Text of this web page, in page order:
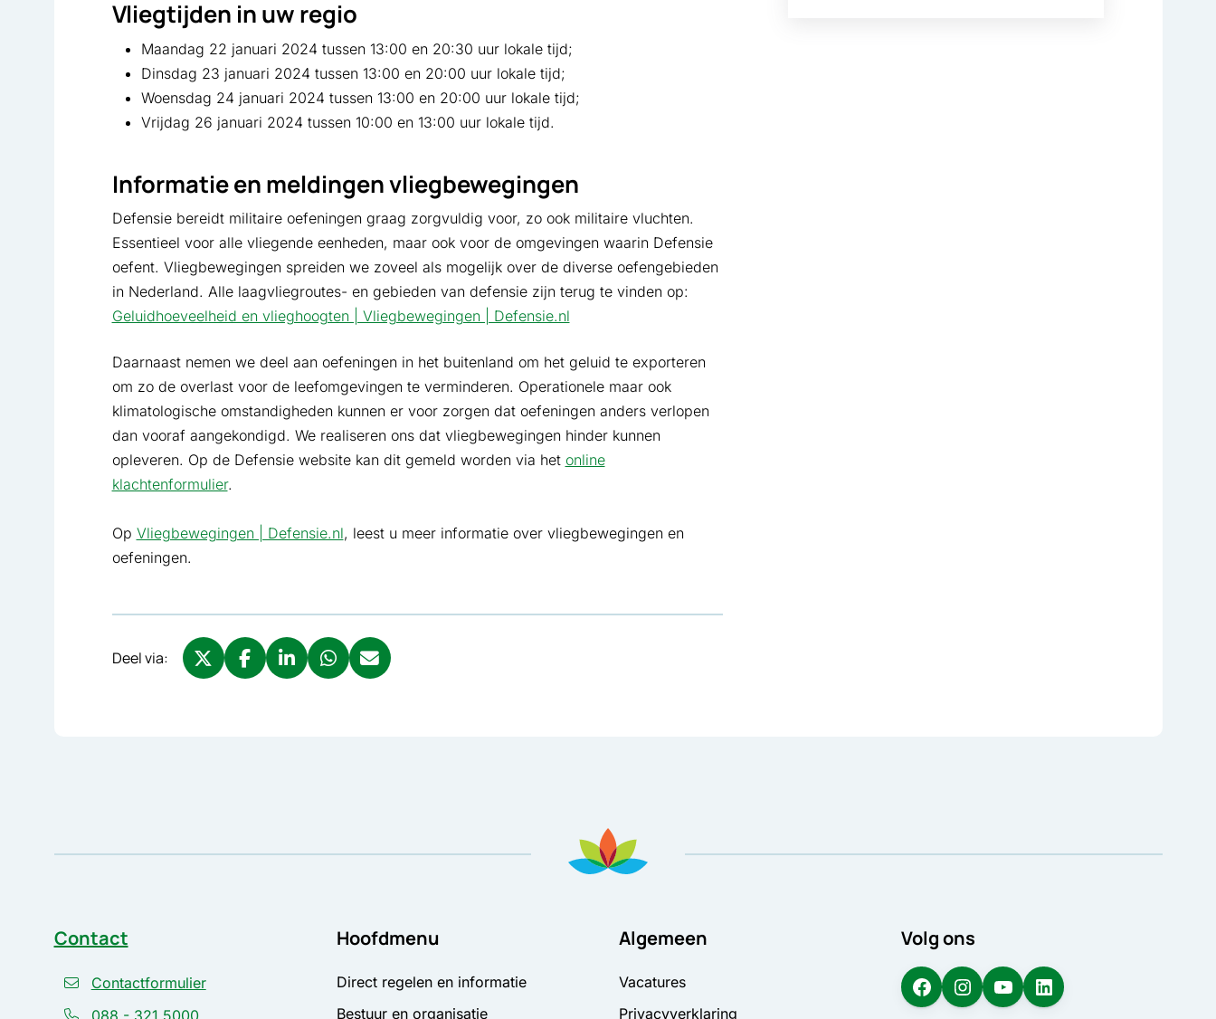
Vliegtijden in uw regio
Maandag 22 januari 2024 tussen 13:00 en 20:30 uur lokale tijd;
Dinsdag 23 januari 2024 tussen 13:00 en 20:00 uur lokale tijd;
Woensdag 24 januari 2024 tussen 13:00 en 20:00 uur lokale tijd;
Vrijdag 26 januari 2024 tussen 10:00 en 13:00 uur lokale tijd.
Informatie en meldingen vliegbewegingen
Defensie bereidt militaire oefeningen graag zorgvuldig voor, zo ook militaire vluchten.
Essentieel voor alle vliegende eenheden, maar ook voor de omgevingen waarin Defensie
oefent. Vliegbewegingen spreiden we zoveel als mogelijk over de diverse oefengebieden
in Nederland. Alle laagvliegroutes- en gebieden van defensie zijn terug te vinden op:
Geluidhoeveelheid en vlieghoogten | Vliegbewegingen | Defensie.nl
Daarnaast nemen we deel aan oefeningen in het buitenland om het geluid te exporteren
om zo de overlast voor de leefomgevingen te verminderen. Operationele maar ook
klimatologische omstandigheden kunnen er voor zorgen dat oefeningen anders verlopen
dan vooraf aangekondigd. We realiseren ons dat vliegbewegingen hinder kunnen
opleveren. Op de Defensie website kan dit gemeld worden via het online
klachtenformulier.
Op Vliegbewegingen | Defensie.nl, leest u meer informatie over vliegbewegingen en
oefeningen.
Deel via:
Contact
Contactformulier
Hoofdmenu
Direct regelen en informatie
Bestuur en organisatie
Algemeen
Vacatures
Privacyverklaring
Volg ons
Facebook
Instagram
YouTubeLinkedIn